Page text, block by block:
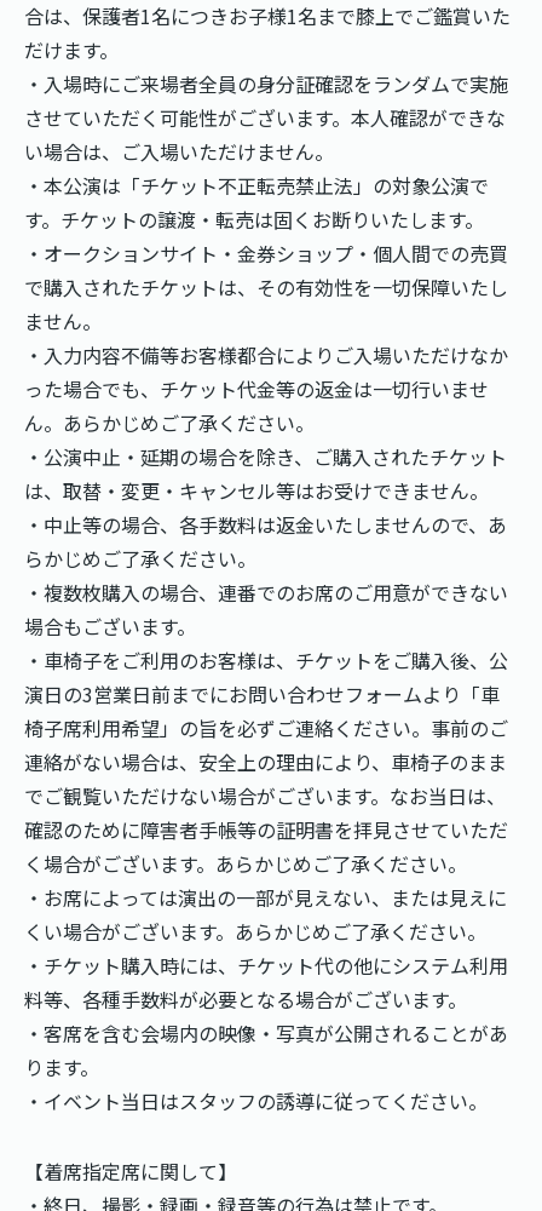
合は、保護者1名につきお子様1名まで膝上でご鑑賞いた
だけます。
・入場時にご来場者全員の身分証確認をランダムで実施
させていただく可能性がございます。本人確認ができな
い場合は、ご入場いただけません。
・本公演は「チケット不正転売禁止法」の対象公演で
す。チケットの譲渡・転売は固くお断りいたします。
・オークションサイト・金券ショップ・個人間での売買
で購入されたチケットは、その有効性を一切保障いたし
ません。
・入力内容不備等お客様都合によりご入場いただけなか
った場合でも、チケット代金等の返金は一切行いませ
ん。あらかじめご了承ください。
・公演中止・延期の場合を除き、ご購入されたチケット
は、取替・変更・キャンセル等はお受けできません。
・中止等の場合、各手数料は返金いたしませんので、あ
らかじめご了承ください。
・複数枚購入の場合、連番でのお席のご用意ができない
場合もございます。
・車椅子をご利用のお客様は、チケットをご購入後、公
演日の3営業日前までにお問い合わせフォームより「車
椅子席利用希望」の旨を必ずご連絡ください。事前のご
連絡がない場合は、安全上の理由により、車椅子のまま
でご観覧いただけない場合がございます。なお当日は、
確認のために障害者手帳等の証明書を拝見させていただ
く場合がございます。あらかじめご了承ください。
・お席によっては演出の一部が見えない、または見えに
くい場合がございます。あらかじめご了承ください。
・チケット購入時には、チケット代の他にシステム利用
料等、各種手数料が必要となる場合がございます。
・客席を含む会場内の映像・写真が公開されることがあ
ります。
・イベント当日はスタッフの誘導に従ってください。
【着席指定席に関して】
・終日、撮影・録画・録音等の行為は禁止です。